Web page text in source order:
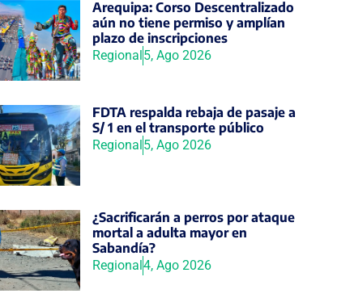
Arequipa: Corso Descentralizado
aún no tiene permiso y amplían
plazo de inscripciones
Regional5, Ago 2026
FDTA respalda rebaja de pasaje a
S/ 1 en el transporte público
Regional5, Ago 2026
¿Sacrificarán a perros por ataque
mortal a adulta mayor en
Sabandía?
Regional4, Ago 2026